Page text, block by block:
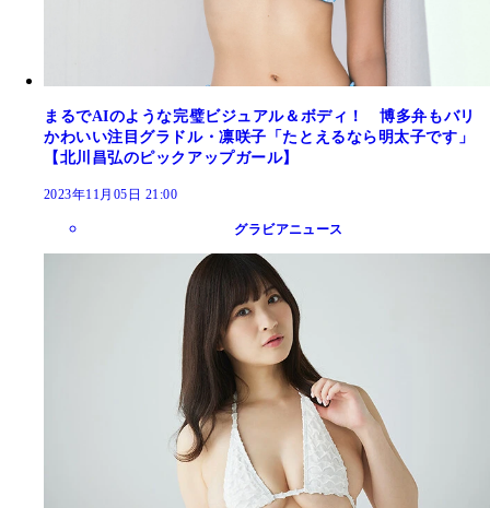
まるでAIのような完璧ビジュアル＆ボディ！ 博多弁もバリ
かわいい注目グラドル・凛咲子「たとえるなら明太子です」
【北川昌弘のピックアップガール】
2023年11月05日 21:00
グラビアニュース